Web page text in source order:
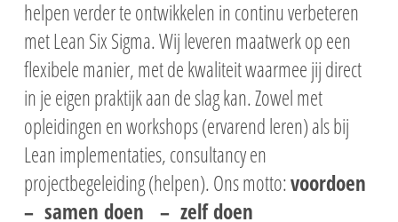
helpenverder te ontwikkelen in continu verbeteren
met Lean Six Sigma. Wij leveren maatwerk op een
flexibele manier, met de kwaliteit waarmee jij direct
in je eigen praktijk aan de slag kan. Zowel met
opleidingen en workshops (ervarend leren) als bij
Lean implementaties, consultancy en
projectbegeleiding (helpen).Ons motto:voordoen
– samen doen – zelf doen